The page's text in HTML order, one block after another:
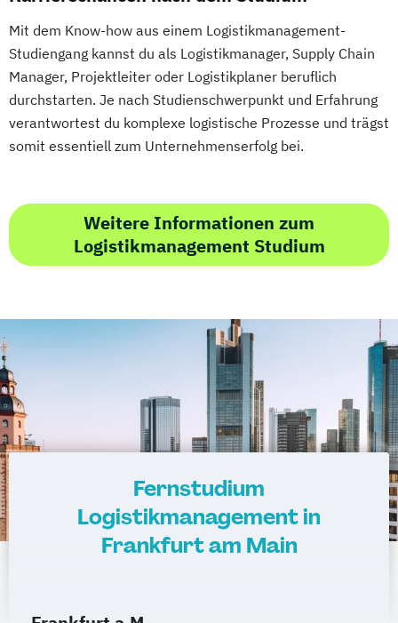
Mit dem Know-how aus einem Logistikmanagement-
Studiengang kannst du als Logistikmanager, Supply Chain
Manager, Projektleiter oder Logistikplaner beruflich
durchstarten. Je nach Studienschwerpunkt und Erfahrung
verantwortest du komplexe logistische Prozesse und trägst
somit essentiell zum Unternehmenserfolg bei.
Weitere Informationen zum
Logistikmanagement Studium
Fernstudium
Logistikmanagement in
Frankfurt am Main